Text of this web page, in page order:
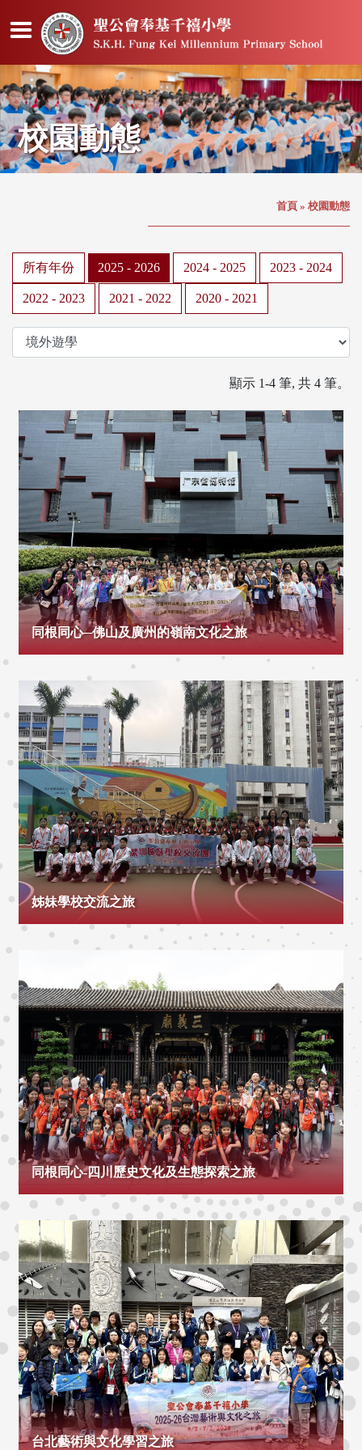
校園動態
首頁 » 校園動態
所有年份 2025 - 2026 2024 - 2025 2023 - 2024
2022 - 2023 2021 - 2022 2020 - 2021
顯示 1-4 筆, 共 4 筆。
同根同心─佛山及廣州的嶺南文化之旅
姊妹學校交流之旅
同根同心-四川歷史文化及生態探索之旅
台北藝術與文化學習之旅